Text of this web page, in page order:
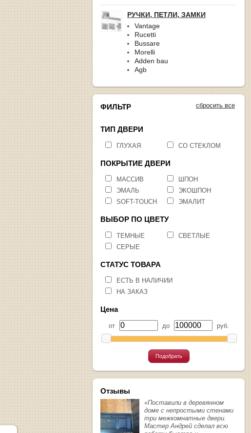
РУЧКИ, ПЕТЛИ, ЗАМКИ
Vantage
Rucetti
Bussare
Morelli
Adden bau
Agb
сбросить все
ФИЛЬТР
ТИП ДВЕРИ
ГЛУХАЯ СО СТЕКЛОМ
ПОКРЫТИЕ ДВЕРИ
МАССИВ
ШПОН
ЭМАЛЬ
ЭКОШПОН
SOFT-TOUCH
ЭМАЛИТ
ВЫБОР ПО ЦВЕТУ
ТЕМНЫЕ
СВЕТЛЫЕ
СЕРЫЕ
СТАТУС ТОВАРА
ЕСТЬ В НАЛИЧИИ
НА ЗАКАЗ
Цена
от до руб.
Подобрать
Отзывы
«Поставили в деревянном
доме с непростыми стенами
три межкомнатные двери.
Мастер Андрей сделал всю